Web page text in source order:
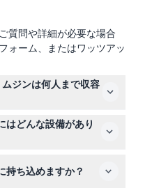
質問や詳細が必要な場合
ォーム、またはワッツアッ
ジンは何人まで収容
大20名まで快適に座れ
のお出かけに最適です。
はどんな設備があり
備のリフレッシュメント
持ち込めますか？